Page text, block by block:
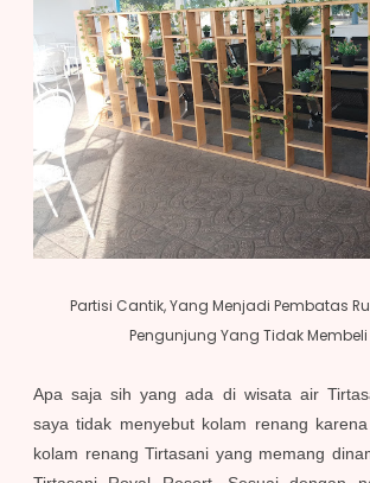
Partisi Cantik, Yang Menjadi Pembatas
Pengunjung Yang Tidak Membeli
Apa saja sih yang ada di wisata air
saya tidak menyebut kolam renang
kolam renang Tirtasani yang memang